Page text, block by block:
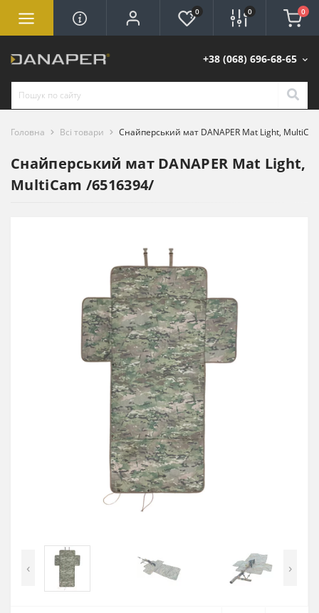
0 0 0
+38 (068) 696-68-65
Головна Всі товари Снайперський мат DANAPER Mat Light,
Снайперський мат DANAPER Mat Light,
MultiCam /6516394/
‹ ›